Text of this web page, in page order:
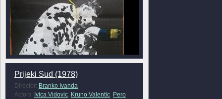
Prijeki Sud (1978)
Director: Branko Ivanda
Actors: Ivica Vidovic, Kruno Valentic, Pero